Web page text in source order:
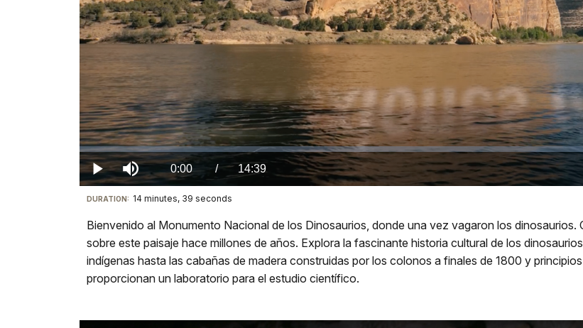
Video
Play Mute Current
TimeÂ
0:00 / DurationÂ
14:39
Loaded:
0%
Visit
our
keyboard
shortcuts
DURATION: 14 minutes, 39 seconds
Bienvenido al Monumento Nacional de los Dinosaurios, donde una vez vagaron los
sobre este paisaje hace millones de años. Explora la fascinante historia cultural de los
indígenas hasta las cabañas de madera construidas por los colonos a finales de 1800 y
proporcionan un laboratorio para el estudio científico.